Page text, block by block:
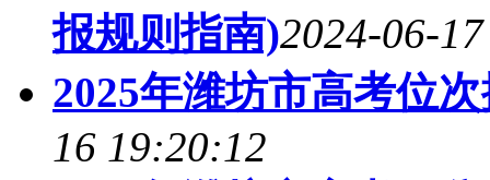
报规则指南)2024-06-
2025年潍坊市高考位
16 19:20:12